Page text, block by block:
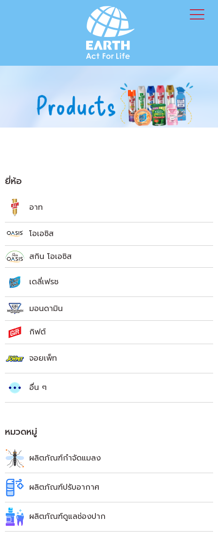
ยี่ห้อ
อาท
โอเอซิส
สกิน โอเอซิส
เดลี่เฟรช
มอนดามิน
กิฟต์
จอยเพ็ท
อื่น ๆ
หมวดหมู่
ผลิตภัณฑ์กำจัดแมลง
ผลิตภัณฑ์ปรับอากาศ
ผลิตภัณฑ์ดูแลช่องปาก